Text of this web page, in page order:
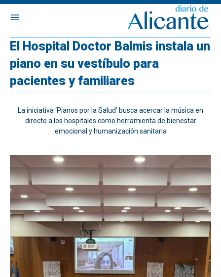
El Hospital Doctor Balmis instala un
piano en su vestíbulo para
pacientes y familiares
La iniciativa ‘Pianos por la Salud’ busca acercar la música en
directo a los hospitales como herramienta de bienestar
emocional y humanización sanitaria